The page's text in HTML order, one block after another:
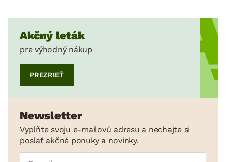
Akčný leták
pre výhodný nákup
PREZRIEŤ
Newsletter
Vyplňte svoju e-mailovú adresu a nechajte si
poslať akčné ponuky a novinky.